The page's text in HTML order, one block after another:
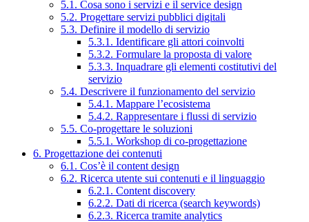
5.1. Cosa sono i servizi e il service design
5.2. Progettare servizi pubblici digitali
5.3. Definire il modello di servizio
5.3.1. Identificare gli attori coinvolti
5.3.2. Formulare la proposta di valore
5.3.3. Inquadrare gli elementi costitutivi del
servizio
5.4. Descrivere il funzionamento del servizio
5.4.1. Mappare l’ecosistema
5.4.2. Rappresentare i flussi di servizio
5.5. Co-progettare le soluzioni
5.5.1. Workshop di co-progettazione
6. Progettazione dei contenuti
6.1. Cos’è il content design
6.2. Ricerca utente sui contenuti e il linguaggio
6.2.1. Content discovery
6.2.2. Dati di ricerca (search keywords)
6.2.3. Ricerca tramite analytics